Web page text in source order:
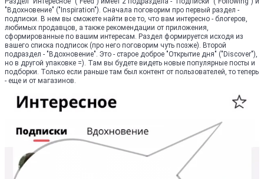
"Вдохновение" ("Inspiration"). Сначала поговорим про первый раздел -
подписки. В нем вы сможете найти все то, что вам интересно - блогеров,
любимых продавцов, а также рекомендации от приложения,
сформированные по вашим интересам. Раздел формируется исходя из
вашего списка подписок (про него поговорим чуть позже). Второй
подраздел - "Вдохновение". Это - старое доброе "Открытие дня" ("Discover"),
но в другой упаковке =). Там вы будете видеть новые популярные посты и
подборки. Только если раньше там был контент от пользователей, то теперь
- еще и от магазинов.